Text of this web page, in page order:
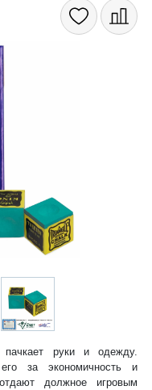
руки и одежду.
за экономичность и
должное игровым